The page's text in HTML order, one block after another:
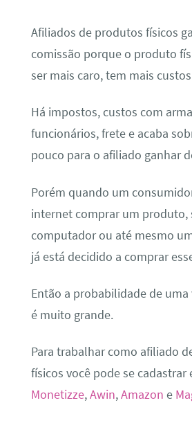
Afiliados de produtos físicos
comissão porque o produto
ser mais caro, tem mais
Há impostos, custos com
funcionários, frete e acaba
pouco para o afiliado ganhar
Porém quando um
internet comprar um produto,
computador ou até mesmo
já está decidido a comprar
Então a probabilidade de
é muito grande.
Para trabalhar como afiliado
físicos você pode se cadastrar
Monetizze,Awin,Amazon e